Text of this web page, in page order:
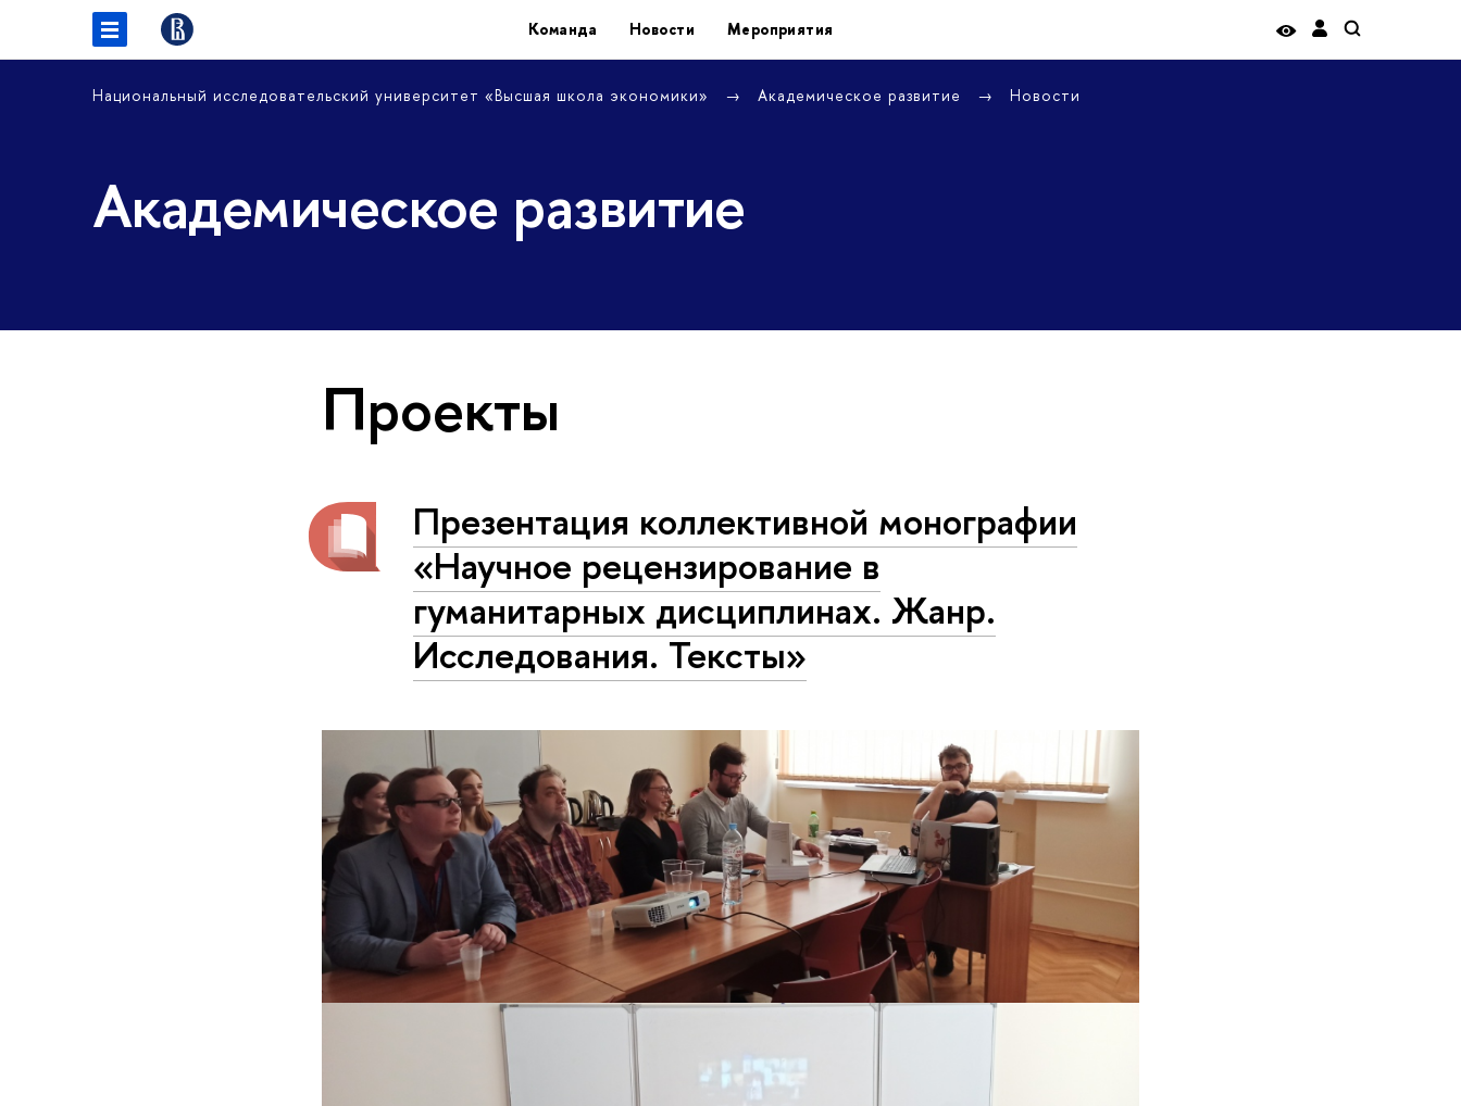
Команда Новости Мероприятия
Национальный исследовательский университет «Высшая школа экономики» Академическое развитие Новости
Академическое развитие
Проекты
Презентация коллективной монографии
«Научное рецензирование в
гуманитарных дисциплинах. Жанр.
Исследования. Тексты»